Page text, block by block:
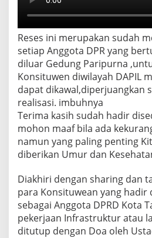
Reses ini merupakan sudah
setiap Anggota DPR yang
diluar Gedung Paripurna
Konsituwen diwilayah DAPIL
dapat dikawal,diperjuangkan
realisasi. imbuhnya
Terima kasih sudah hadir
mohon maaf bila ada
namun yang paling penting
diberikan Umur dan
Diakhiri dengan sharing dan
para Konsituwean yang hadir
sebagai Anggota DPRD Kota
pekerjaan Infrastruktur atau
ditutup dengan Doa oleh